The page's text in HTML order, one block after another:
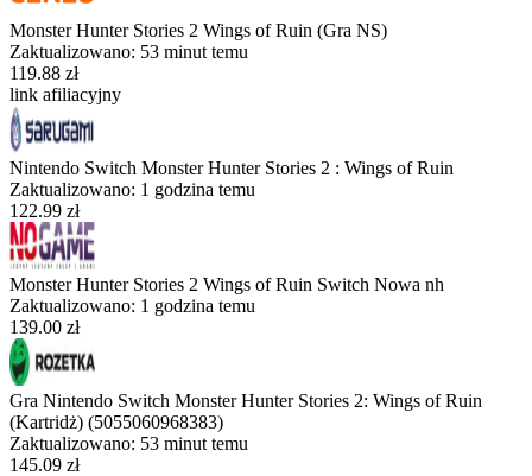
Monster Hunter Stories 2 Wings of Ruin (Gra NS)
Zaktualizowano: 53 minut temu
119.88 zł
link afiliacyjny
Nintendo Switch Monster Hunter Stories 2 : Wings of Ruin
Zaktualizowano: 1 godzina temu
122.99 zł
Monster Hunter Stories 2 Wings of Ruin Switch Nowa nh
Zaktualizowano: 1 godzina temu
139.00 zł
Gra Nintendo Switch Monster Hunter Stories 2: Wings of Ruin
(Kartridż) (5055060968383)
Zaktualizowano: 53 minut temu
145.09 zł